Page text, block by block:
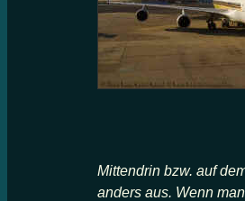
Mittendrin bzw. auf
anders aus. Wenn